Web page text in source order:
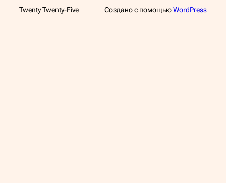
Twenty Twenty-Five Создано с помощьюWordPress